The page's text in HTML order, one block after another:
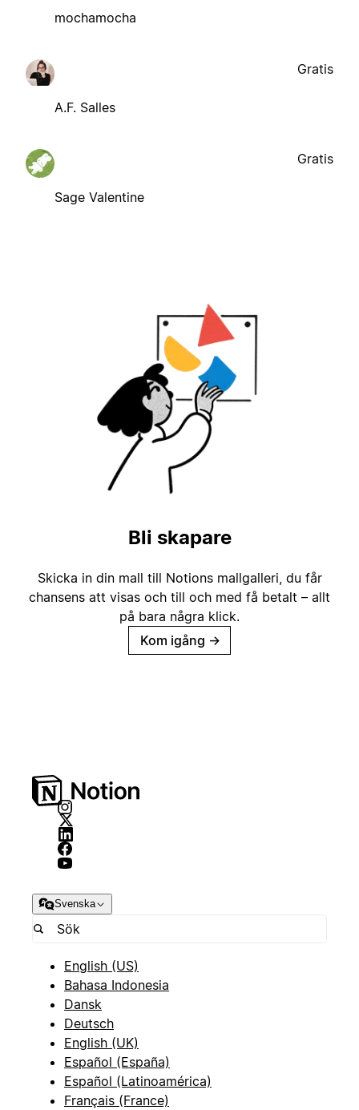
mochamocha
A.F. Salles
Gratis
Sage Valentine
Gratis
Bli skapare
Skicka in din mall till Notions mallgalleri, du får
chansens att visas och till och med få betalt – allt
på bara några klick.
Kom igång →
Svenska
English (US)
Bahasa Indonesia
Dansk
Deutsch
English (UK)
Español (España)
Español (Latinoamérica)
Français (France)